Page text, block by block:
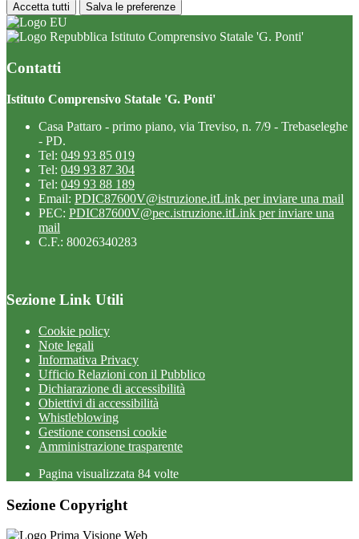
Accetta tutti Salva le preferenze
Istituto Comprensivo Statale 'G. Ponti'
Contatti
Istituto Comprensivo Statale 'G. Ponti'
Casa Pattaro - primo piano, via Treviso, n. 7/9 - Trebaseleghe
- PD.
Tel: 049 93 85 019
Tel: 049 93 87 304
Tel: 049 93 88 189
Email: PDIC87600V@istruzione.itLink per inviare una mail
PEC: PDIC87600V@pec.istruzione.itLink per inviare una
mail
C.F.: 80026340283
Sezione Link Utili
Cookie policy
Note legali
Informativa Privacy
Ufficio Relazioni con il Pubblico
Dichiarazione di accessibilità
Obiettivi di accessibilità
Whistleblowing
Gestione consensi cookie
Amministrazione trasparente
Pagina visualizzata 84 volte
Sezione Copyright